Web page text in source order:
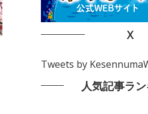
X
Tweets by
人気記事ラ